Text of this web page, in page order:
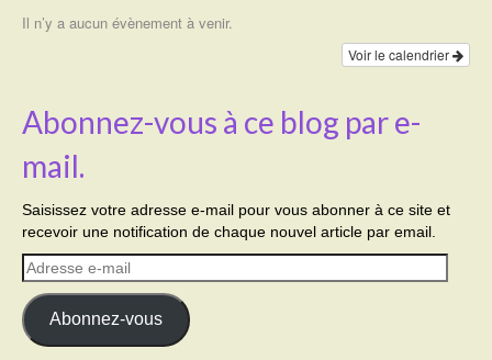
Il n’y a aucun évènement à venir.
Voir le calendrier
Abonnez-vous à ce blog par e-
mail.
Saisissez votre adresse e-mail pour vous abonner à ce site et
recevoir une notification de chaque nouvel article par email.
Adresse
e-
mail
Abonnez-vous